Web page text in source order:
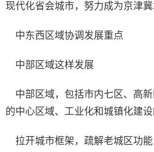
现代化省会城市，努力成为京津冀
中东西区域协调发展重点
中部区域这样发展
中部区域，包括市内七区、高
的中心区域、工业化和城镇化建设
拉开城市框架，疏解老城区功